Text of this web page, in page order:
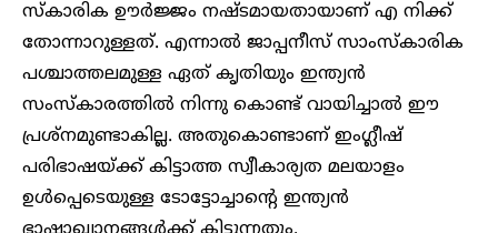
സ്കാരിക ഊർജ്ജം നഷ്ടമായതായാണ് എ നിക്ക്
തോന്നാറുള്ളത്. എന്നാൽ ജാപ്പനീസ് സാംസ്കാരിക
പശ്ചാത്തലമുള്ള ഏത് കൃതിയും ഇന്ത്യൻ
സംസ്കാരത്തിൽ നിന്നു കൊണ്ട് വായിച്ചാൽ ഈ
പ്രശ്നമുണ്ടാകില്ല. അതുകൊണ്ടാണ് ഇംഗ്ലീഷ്
പരിഭാഷയ്ക്ക് കിട്ടാത്ത സ്വീകാര്യത മലയാളം
ഉൾപ്പെടെയുള്ള ടോട്ടോച്ചാന്റെ ഇന്ത്യൻ